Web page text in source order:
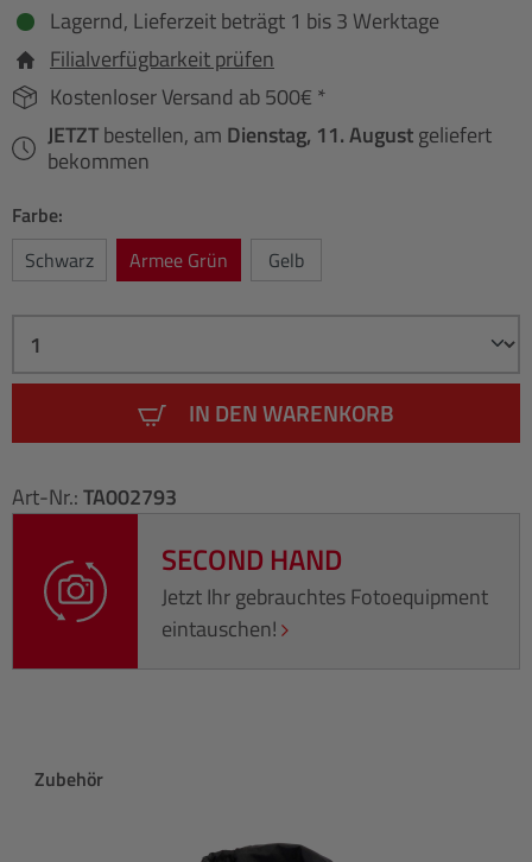
Lagernd, Lieferzeit beträgt 1 bis 3 Werktage
Filialverfügbarkeit prüfen
Kostenloser Versand ab 500€ *
JETZTbestellen, am Dienstag, 11. Augustgeliefert
bekommen
Farbe:
Schwarz
Armee Grün Gelb
IN DEN WARENKORB
Art-Nr.:TA002793
SECOND HAND
Jetzt Ihr gebrauchtes Fotoequipment
eintauschen!
Produktgalerie überspringen
Zubehör